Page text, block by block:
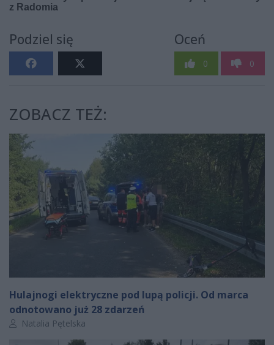
Podziel się Oceń
0 0
ZOBACZ TEŻ:
Hulajnogi elektryczne pod lupą policji. Od marca
odnotowano już 28 zdarzeń
Autor artykułu:
Natalia Pętelska